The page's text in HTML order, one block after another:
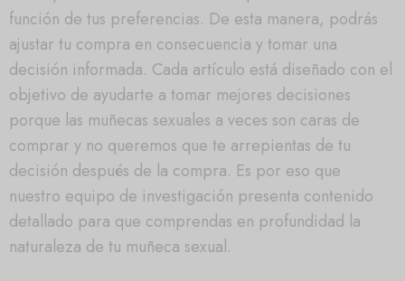
función de tus preferencias. De esta manera, podrás
ajustar tu compra en consecuencia y tomar una
decisión informada. Cada artículo está diseñado con el
objetivo de ayudarte a tomar mejores decisiones
porque las muñecas sexuales a veces son caras de
comprar y no queremos que te arrepientas de tu
decisión después de la compra. Es por eso que
nuestro equipo de investigación presenta contenido
detallado para que comprendas en profundidad la
naturaleza de tu muñeca sexual.